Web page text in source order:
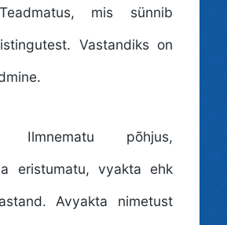
mis sünnib
Vastandiks on
Ilmnematu põhjus,
eristumatu, vyakta ehk
Avyakta nimetust